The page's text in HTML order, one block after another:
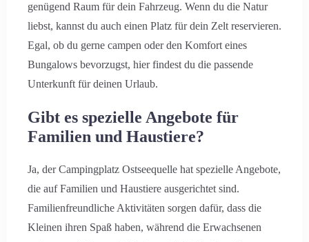
genügend Raum für dein Fahrzeug. Wenn du die Natur
liebst, kannst du auch einen Platz für dein Zelt reservieren.
Egal, ob du gerne campen oder den Komfort eines
Bungalows bevorzugst, hier findest du die passende
Unterkunft für deinen Urlaub.
Gibt es spezielle Angebote für
Familien und Haustiere?
Ja, der Campingplatz Ostseequelle hat spezielle Angebote,
die auf Familien und Haustiere ausgerichtet sind.
Familienfreundliche Aktivitäten sorgen dafür, dass die
Kleinen ihren Spaß haben, während die Erwachsenen